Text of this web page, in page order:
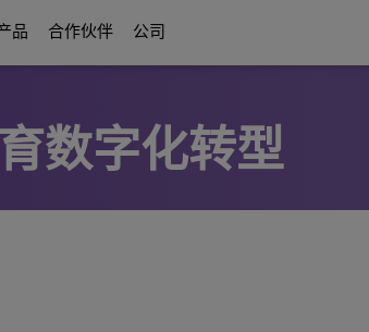
Education
智慧校园基础
数字化时代通信
协作方案
品
通信平台
UC Platforms
and Devices
合作伙伴
合作伙伴
关于我们的合作
Partners
公司
关于我们
褒奖与认可
数字化转型